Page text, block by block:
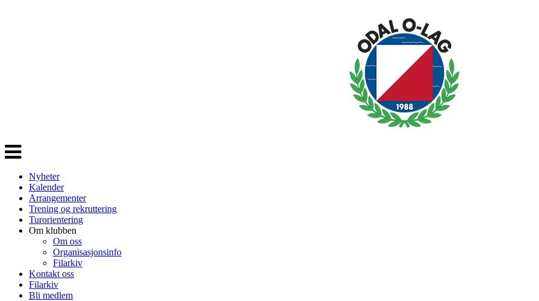
Veksle
navigasjon
Nyheter
Kalender
Arrangementer
Trening og rekruttering
Turorientering
Om klubben
Om oss
Organisasjonsinfo
Filarkiv
Kontakt oss
Filarkiv
Bli medlem